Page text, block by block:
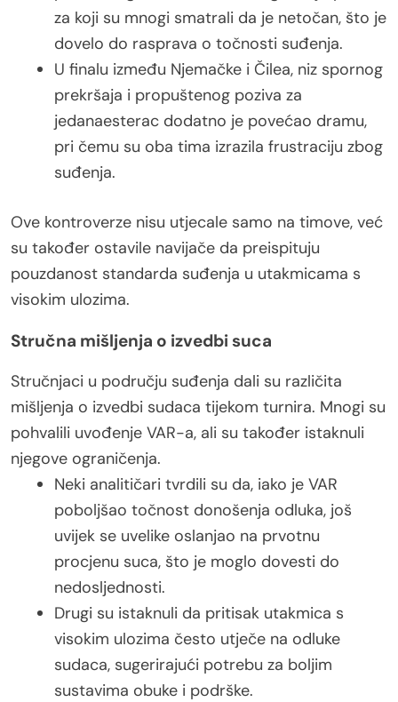
za koji su mnogi smatrali da je netočan, što je
dovelo do rasprava o točnosti suđenja.
U finalu između Njemačke i Čilea, niz spornog
prekršaja i propuštenog poziva za
jedanaesterac dodatno je povećao dramu,
pri čemu su oba tima izrazila frustraciju zbog
suđenja.
Ove kontroverze nisu utjecale samo na timove, već
su također ostavile navijače da preispituju
pouzdanost standarda suđenja u utakmicama s
visokim ulozima.
Stručna mišljenja o izvedbi suca
Stručnjaci u području suđenja dali su različita
mišljenja o izvedbi sudaca tijekom turnira. Mnogi su
pohvalili uvođenje VAR-a, ali su također istaknuli
njegove ograničenja.
Neki analitičari tvrdili su da, iako je VAR
poboljšao točnost donošenja odluka, još
uvijek se uvelike oslanjao na prvotnu
procjenu suca, što je moglo dovesti do
nedosljednosti.
Drugi su istaknuli da pritisak utakmica s
visokim ulozima često utječe na odluke
sudaca, sugerirajući potrebu za boljim
sustavima obuke i podrške.